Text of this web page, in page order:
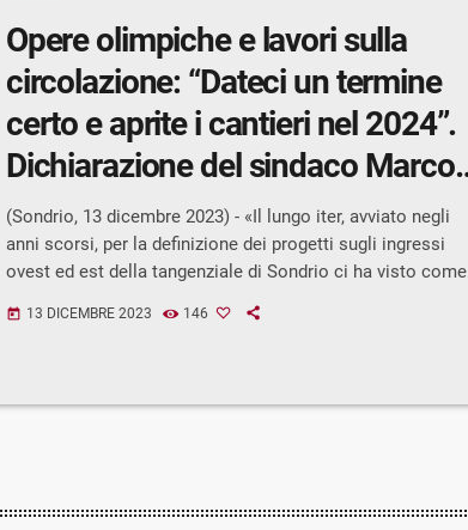
Opere olimpiche e lavori sulla
circolazione: “Dateci un termine
certo e aprite i cantieri nel 2024”.
Dichiarazione del sindaco Marco
Scaramellini sui cantieri previsti
per la tangenziale di Sondrio
(Sondrio, 13 dicembre 2023) - «Il lungo iter, avviato negli
anni scorsi, per la definizione dei progetti sugli ingressi
ovest ed est della tangenziale di Sondrio ci ha visto come
impegnati a fornire collaborazione e suggerimenti per
delle Olimpiadi 2026. La comunicazione del commissario
today 13 DICEMBRE 2023 146